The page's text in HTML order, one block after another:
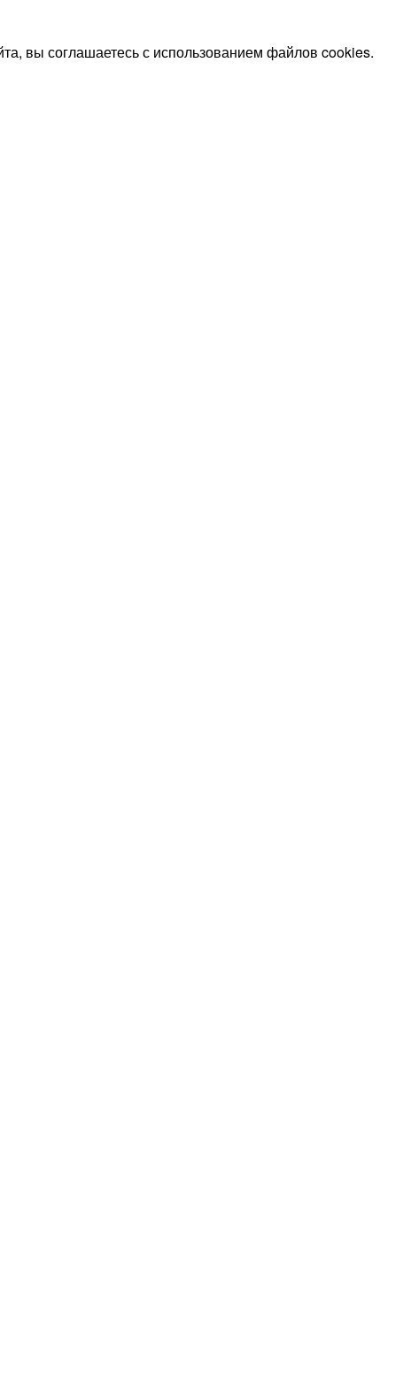
вы соглашаетесь с использованием файлов cookies.